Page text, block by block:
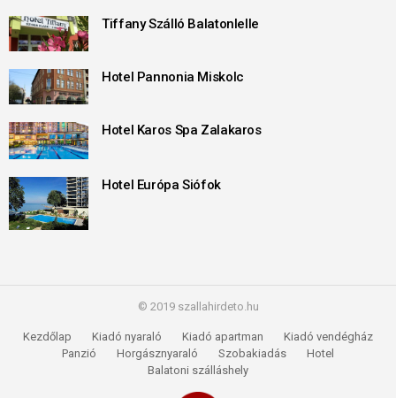
Tiffany Szálló Balatonlelle
Hotel Pannonia Miskolc
Hotel Karos Spa Zalakaros
Hotel Európa Siófok
© 2019 szallahirdeto.hu
Kezdőlap Kiadó nyaraló Kiadó apartman
Kiadó vendégház
Panzió
Horgásznyaraló Szobakiadás
Hotel
Balatoni szálláshely